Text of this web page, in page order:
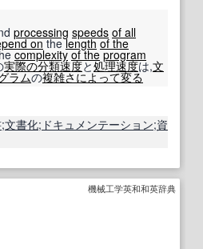
processing speeds of all
onthelength of the
complexity of the program
実際の分類速度と処理速度は,文
ラムの複雑さによって変る
;文書化; ドキュメンテーション;資
機械工学英和和英辞典